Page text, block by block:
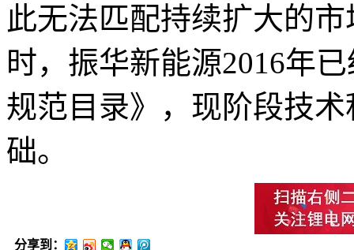
此无法匹配持续扩大的
时，振华新能源2016年
规范目录》，现阶段技
础。
分享到：